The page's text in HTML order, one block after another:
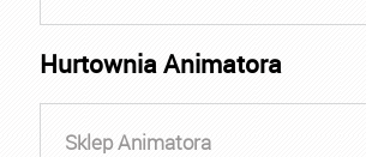
Hurtownia Animatora
Sklep Animatora